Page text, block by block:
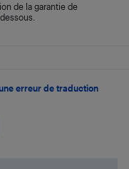
erreur de traduction
de la garantie de